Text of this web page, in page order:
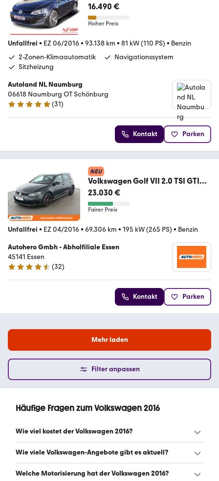
16.490 €
Hoher Preis
Unfallfrei • EZ 06/2016• 93.138 km • 81 kW (110 PS) • Benzin
2-Zonen-Klimaautomatik
Navigationssystem
Sitzheizung
Autoland NL Naumburg
06618 Naumburg OT Schönburg
5 Sterne
(31)
Kontakt Parken
NEU
Volkswagen Golf VII 2.0 TSI GTI
Clubsport BMT Aut.*NAVI*
23.030 €
Fairer Preis
Unfallfrei • EZ 04/2016• 69.306 km • 195 kW (265 PS) • Benzin
Autohero Gmbh - Abholfiliale Essen
45141 Essen
4.7 Sterne
(32)
Kontakt Parken
Mehr laden
Filter anpassen
Häufige Fragen zum Volkswagen 2016
Wie viel kostet der Volkswagen 2016?
Ein guter Preis für einen Volkswagen 2016 liegt zwischen
Wie viele Volkswagen-Angebote gibt es aktuell?
Es gibt insgesamt 6.563 Volkswagen bei mobile.de, davon
Welche Motorisierung hat der Volkswagen 2016?